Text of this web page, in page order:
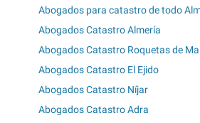
Abogados para catastro de todo
Abogados Catastro Almería
Abogados Catastro Roquetas de
Abogados Catastro El Ejido
Abogados Catastro Níjar
Abogados Catastro Adra